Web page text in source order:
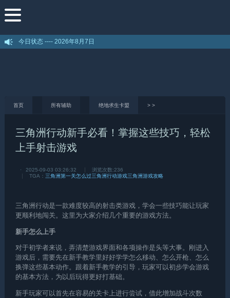
今日状态 ----2026年8月7日
首页 >
所有辅助 >
绝地求生卡盟
三角洲行动新手必看！掌握这些技巧，轻松
上手射击游戏
· 2025-09-03 03:26:32 浏览次数:236
TGA： 三角洲第一关怎么过三角洲行动游戏三角洲游戏攻略
三角洲行动是一款难度较高的射击类游戏，学会一些技巧能让玩家
更顺利地闯关。这里为大家介绍几个重要的游戏方法。
新手怎么上手
对于初学者来说，弄清楚游戏界面和各项操作是头等大事。刚进入
游戏后，需要先在新手教学里好好学学怎么移动、怎么开枪、怎么
换弹这些基本动作。跟着新手教学的引导，玩家可以初步学会游戏
的基本方法，为以后玩得更好打基础。
新手玩家可以首先在容易的关卡上进行尝试，借此增加战斗次数